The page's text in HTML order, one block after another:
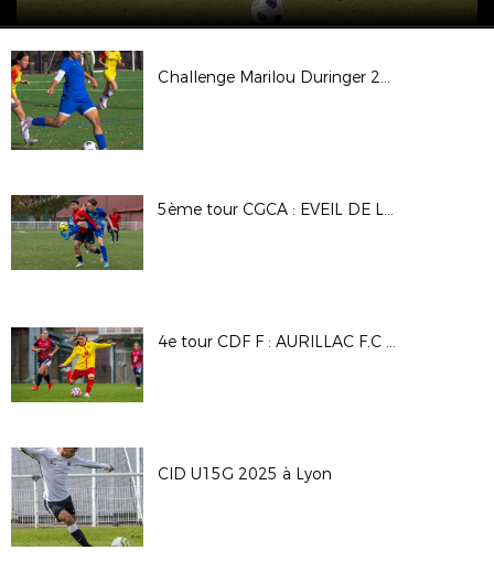
Challenge Marilou Duringer 25/26
5ème tour CGCA : EVEIL DE LYON - DAVEZIEUX VIDALON
4e tour CDF F : AURILLAC F.C - A.S SAINT PRIEST
CID U15G 2025 à Lyon